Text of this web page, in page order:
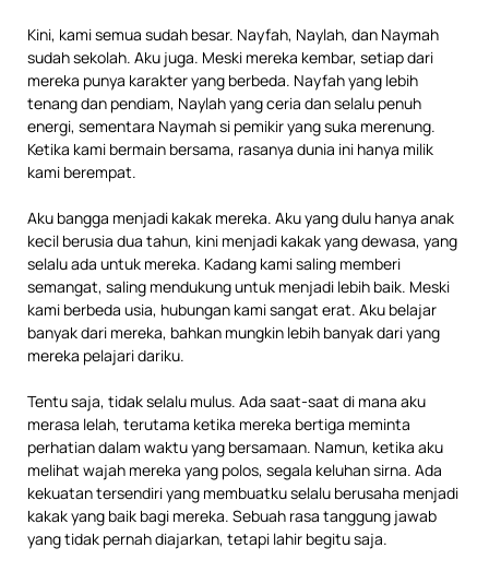
Kini, kami semua sudah besar. Nayfah, Naylah, dan Naymah
sudah sekolah. Aku juga. Meski mereka kembar, setiap dari
mereka punya karakter yang berbeda. Nayfah yang lebih
tenang dan pendiam, Naylah yang ceria dan selalu penuh
energi, sementara Naymah si pemikir yang suka merenung.
Ketika kami bermain bersama, rasanya dunia ini hanya milik
kami berempat.
Aku bangga menjadi kakak mereka. Aku yang dulu hanya anak
kecil berusia dua tahun, kini menjadi kakak yang dewasa, yang
selalu ada untuk mereka. Kadang kami saling memberi
semangat, saling mendukung untuk menjadi lebih baik. Meski
kami berbeda usia, hubungan kami sangat erat. Aku belajar
banyak dari mereka, bahkan mungkin lebih banyak dari yang
mereka pelajari dariku.
Tentu saja, tidak selalu mulus. Ada saat-saat di mana aku
merasa lelah, terutama ketika mereka bertiga meminta
perhatian dalam waktu yang bersamaan. Namun, ketika aku
melihat wajah mereka yang polos, segala keluhan sirna. Ada
kekuatan tersendiri yang membuatku selalu berusaha menjadi
kakak yang baik bagi mereka. Sebuah rasa tanggung jawab
yang tidak pernah diajarkan, tetapi lahir begitu saja.